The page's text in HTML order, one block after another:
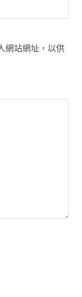
網站網址，以供